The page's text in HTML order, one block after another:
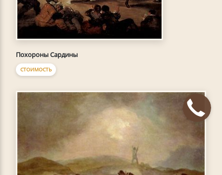
Похороны Сардины
СТОИМОСТЬ